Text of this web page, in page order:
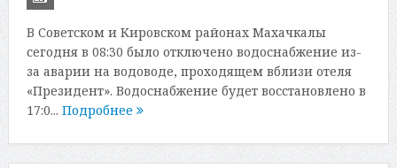
В Советском и Кировском районах Махачкалы
сегодня в 08:30 было отключено водоснабжение из-
за аварии на водоводе, проходящем вблизи отеля
«Президент». Водоснабжение будет восстановлено в
17:0... Подробнее